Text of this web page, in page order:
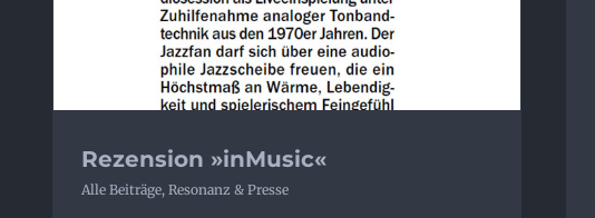
Rezension »inMusic«
Alle Beiträge, Resonanz & Presse